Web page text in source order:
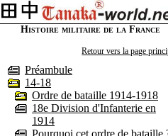
Histoire militaire de la France
Retour vers la page
Préambule
14-18
Ordre de bataille 1914-1918
18e Division d'Infanterie en
1914
Pourquoi cet ordre de bataille